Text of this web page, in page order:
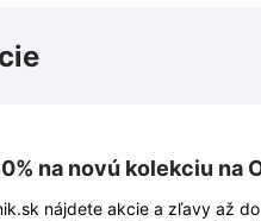
na novú kolekciu na
nájdete akcie a zľavy až